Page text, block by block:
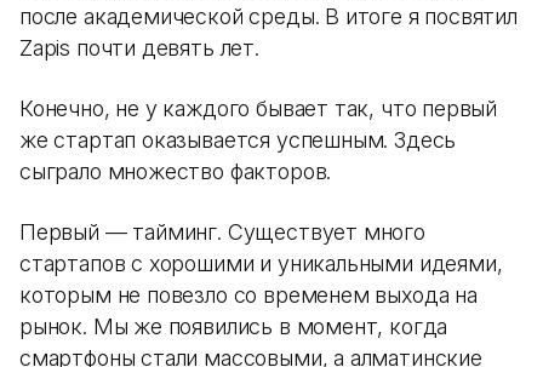
после академической среды. В итоге я посвятил
Zapis почти девять лет.
Конечно, не у каждого бывает так, что первый
же стартап оказывается успешным. Здесь
сыграло множество факторов.
Первый — тайминг. Существует много
стартапов с хорошими и уникальными идеями,
которым не повезло со временем выхода на
рынок. Мы же появились в момент, когда
смартфоны стали массовыми, а алматинские